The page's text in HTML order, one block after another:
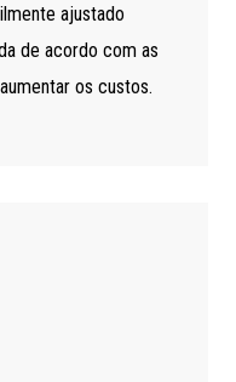
ajustado
de acordo com as
os custos.